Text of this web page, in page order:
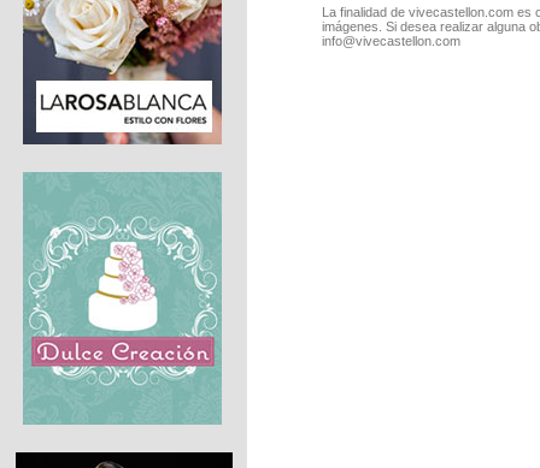
La finalidad de vivecastellon.com
imágenes. Si desea realizar alguna
info@vivecastellon.com